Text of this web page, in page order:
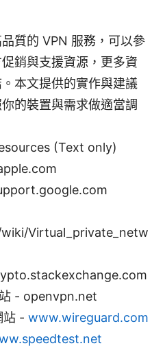
質的 VPN 服務，可以參
銷與支援資源，更多資
本文提供的實作與建議
的裝置與需求做適當調
(Text only)
Virtual_private_netw
- openvpn.net
站 - www.wireguard.com